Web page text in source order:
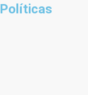
Políticas